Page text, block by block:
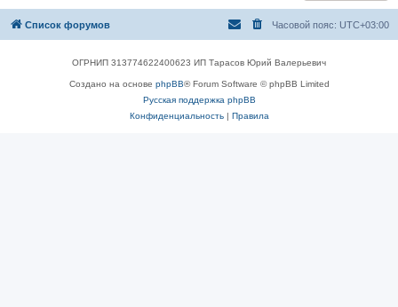
Список форумов Часовой пояс: UTC+03:00
ОГРНИП 313774622400623 ИП Тарасов Юрий Валерьевич
Создано на основе phpBB® Forum Software © phpBB Limited
Русская поддержка phpBB
Конфиденциальность| Правила